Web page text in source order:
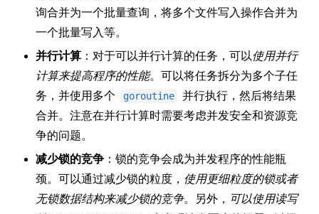
询合并为一个批量查询，将多个文件写入操作合并为
一个批量写入等。
并行计算 ：对于可以并行计算的任务，可以使用并行
计算来提高程序的性能。可以将任务拆分为多个子任
务，并使用多个
goroutine
并行执行，然后将结果
合并。注意在并行计算时需要考虑并发安全和资源竞
争的问题。
减少锁的竞争 ：锁的竞争会成为并发程序的性能瓶
颈。可以通过减少锁的粒度， 使用更细粒度的锁或者
无锁数据结构来减少锁的竞争。另外， 可以使用读写